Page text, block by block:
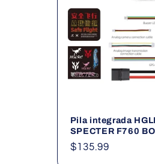
Pila integrada
SPECTER F760
Precio
$135.99